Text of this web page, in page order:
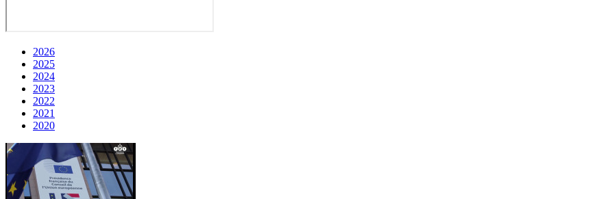
2026
2025
2024
2023
2022
2021
2020